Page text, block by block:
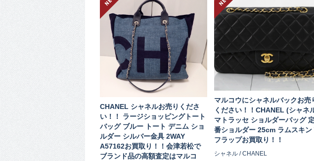
CHANEL シャネルお売りくださ
い！！ ラージショッピングトート
バッグ ブルー トート デニム ショ
ルダー シルバー金具 2WAY
A57162お買取り！！会津若松で
ブランド品の高額査定はマルコ
マルコウにシャネルバックお売
ください！！CHANEL (シャネ
マトラッセ ショルダーバッグ 定
番ショルダー 25cm ラムスキン
フラップお買取り！！
シャネル / CHANEL